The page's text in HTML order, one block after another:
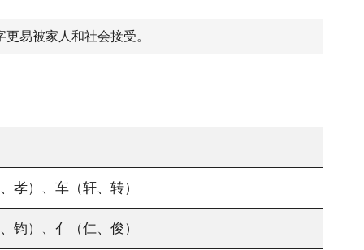
易被家人和社会接受。
孝）、车（轩、转）
钧）、亻（仁、俊）